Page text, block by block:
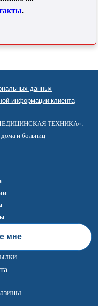
.
данных
информации клиента
ТЕХНИКА»:
дома и больниц
мне